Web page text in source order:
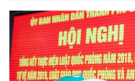
khu 7 dự và phát biểu chỉ đạo.
huy trưởng, Tham mưu trưởng
UBND tỉnh chủ trì hội nghị. Dự
Ninh, Chính ủy Bộ CHQS tỉnh.